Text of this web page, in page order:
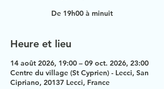
De 19h00 à minuit
Heure et lieu
14 août 2026, 19:00 – 09 oct. 2026, 23:00
Centre du village (St Cyprien) - Lecci, San
Cipriano, 20137 Lecci, France